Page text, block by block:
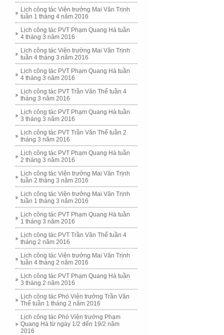
Lịch công tác Viện trưởng Mai Văn Trịnh
tuần 1 tháng 4 năm 2016
Lịch công tác PVT Phạm Quang Hà tuần
4 tháng 3 năm 2016
Lịch công tác Viện trưởng Mai Văn Trịnh
tuần 4 tháng 3 năm 2016
Lịch công tác PVT Phạm Quang Hà tuần
4 tháng 3 năm 2016
Lịch công tác PVT Trần Văn Thể tuần 4
tháng 3 năm 2016
Lịch công tác PVT Phạm Quang Hà tuần
3 tháng 3 năm 2016
Lịch công tác PVT Trần Văn Thể tuần 2
tháng 3 năm 2016
Lịch công tác PVT Phạm Quang Hà tuần
2 tháng 3 năm 2016
Lịch công tác Viện trưởng Mai Văn Trịnh
tuần 2 tháng 3 năm 2016
Lịch công tác Viện trưởng Mai Văn Trịnh
tuần 1 tháng 3 năm 2016
Lịch công tác PVT Phạm Quang Hà tuần
1 tháng 3 năm 2016
Lịch công tác PVT Trần Văn Thể tuần 4
tháng 2 năm 2016
Lịch công tác Viện trưởng Mai Văn Trịnh
tuần 4 tháng 2 năm 2016
Lịch công tác PVT Phạm Quang Hà tuần
3 tháng 2 năm 2016
Lịch công tác Phó Viện trưởng Trần Văn
Thể tuần 1 tháng 2 năm 2016
Lịch công tác Phó Viện trưởng Phạm
Quang Hà từ ngày 1/2 đến 19/2 năm
2016